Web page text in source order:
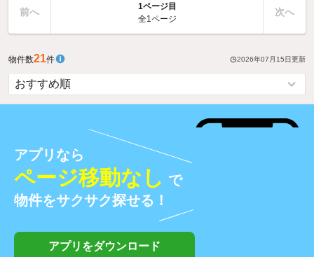
前へ
1ページ目
全1ページ
次へ
物件数21件 2026年07月15日更新
アプリなら
ページ移動なし で
物件をサクサク探せる！
アプリをダウンロード